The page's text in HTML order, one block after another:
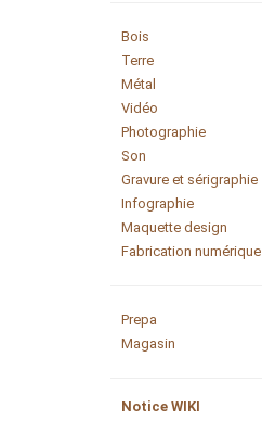
Bois
Terre
Métal
Vidéo
Photographie
Son
Gravure et sérigraphie
Infographie
Maquette design
Fabrication numérique
Prepa
Magasin
Notice WIKI